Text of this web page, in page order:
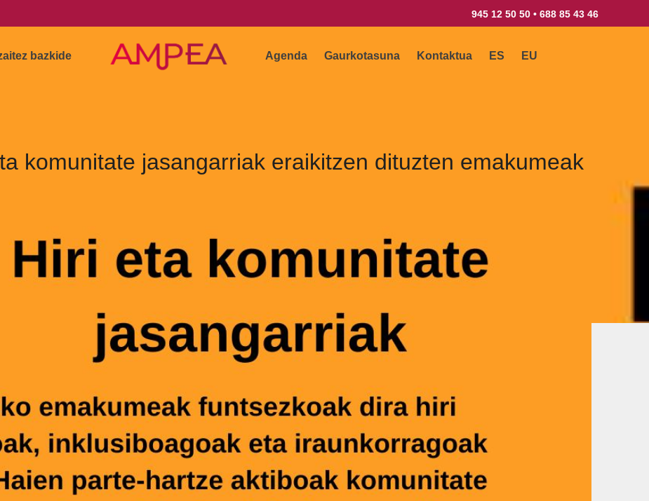
945 12 50 50 • 688 85 43 46
bazkide Agenda Gaurkotasuna Kontaktua ES EU
komunitate jasangarriak eraikitzen dituzten emakumeak